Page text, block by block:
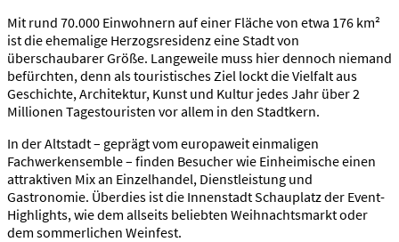
Mit rund 70.000 Einwohnern auf einer Fläche von etwa 176 km²
ist die ehemalige Herzogsresidenz eine Stadt von
überschaubarer Größe. Langeweile muss hier dennoch niemand
befürchten, denn als touristisches Ziel lockt die Vielfalt aus
Geschichte, Architektur, Kunst und Kultur jedes Jahr über 2
Millionen Tagestouristen vor allem in den Stadtkern.
In der Altstadt – geprägt vom europaweit einmaligen
Fachwerkensemble – finden Besucher wie Einheimische einen
attraktiven Mix an Einzelhandel, Dienstleistung und
Gastronomie. Überdies ist die Innenstadt Schauplatz der Event-
Highlights, wie dem allseits beliebten Weihnachtsmarkt oder
dem sommerlichen Weinfest.